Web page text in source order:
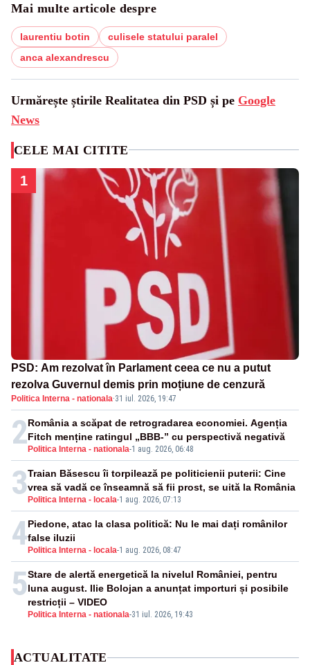
Mai multe articole despre
laurentiu botin
culisele statului paralel
anca alexandrescu
Urmărește știrile Realitatea din PSD și pe Google
News
CELE MAI CITITE
1
PSD: Am rezolvat în Parlament ceea ce nu a putut
rezolva Guvernul demis prin moțiune de cenzură
Politica Interna - nationala·31 iul. 2026, 19:47
2 Politica Interna - nationala-1 aug. 2026, 06:48
România a scăpat de retrogradarea economiei. Agenția
Fitch menține ratingul „BBB-” cu perspectivă negativă
3 Politica Interna - locala-1 aug. 2026, 07:13
Traian Băsescu îi torpilează pe politicienii puterii: Cine
vrea să vadă ce înseamnă să fii prost, se uită la România
4 Politica Interna - locala-1 aug. 2026, 08:47
Piedone, atac la clasa politică: Nu le mai dați românilor
false iluzii
5
Politica Interna - nationala-31 iul. 2026, 19:43
Stare de alertă energetică la nivelul României, pentru
luna august. Ilie Bolojan a anunțat importuri și posibile
restricții – VIDEO
ACTUALITATE